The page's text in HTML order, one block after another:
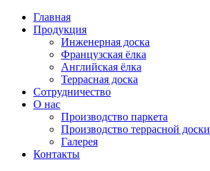
Главная
Продукция
Инженерная доска
Французская ёлка
Английская ёлка
Террасная доска
Сотрудничество
О нас
Производство паркета
Производство террасной доски
Галерея
Контакты